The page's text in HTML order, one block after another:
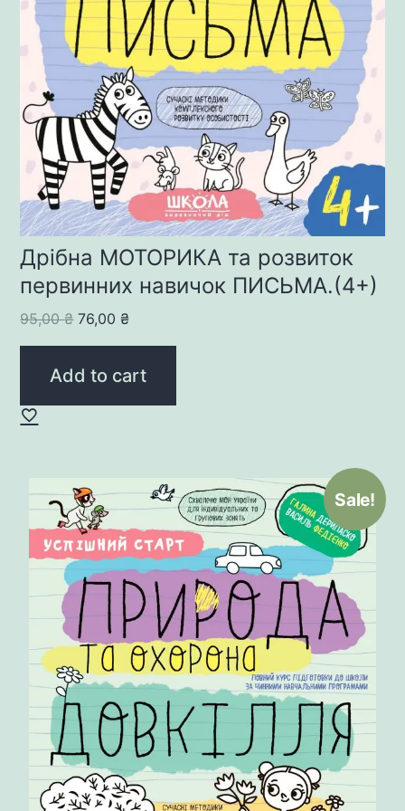
Дрібна МОТОРИКА та розвиток
первинних навичок ПИСЬМА.(4+)
95,00₴ Original
price
was:
76,00₴Current
price
is:
Add to cart
Sale!